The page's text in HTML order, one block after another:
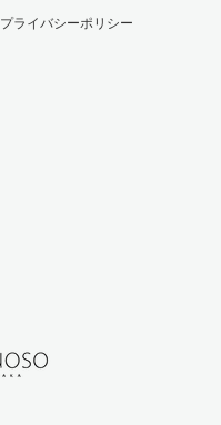
プライバシーポリシー